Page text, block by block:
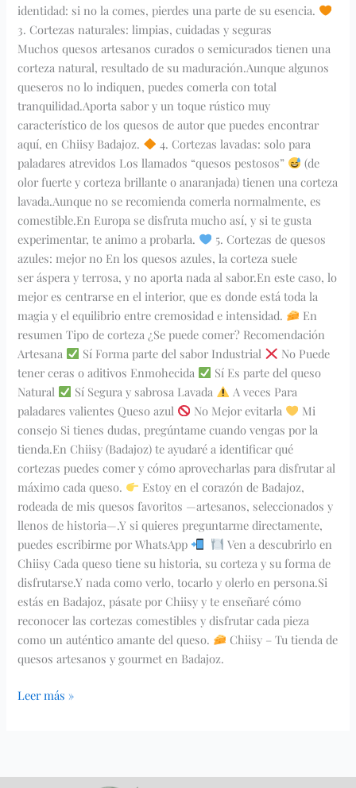
identidad: si no la comes, pierdes una parte de su esencia.
3. Cortezas naturales: limpias, cuidadas y seguras
Muchos quesos artesanos curados o semicurados tienen una
corteza natural, resultado de su maduración.Aunque algunos
queseros no lo indiquen, puedes comerla con total
tranquilidad.Aporta sabor y un toque rústico muy
característico de los quesos de autor que puedes encontrar
aquí, en Chiisy Badajoz.
4. Cortezas lavadas: solo para
paladares atrevidos Los llamados “quesos pestosos”
(de
olor fuerte y corteza brillante o anaranjada) tienen una corteza
lavada.Aunque no se recomienda comerla normalmente, es
comestible.En Europa se disfruta mucho así, y si te gusta
experimentar, te animo a probarla.
5. Cortezas de quesos
azules: mejor no En los quesos azules, la corteza suele
ser áspera y terrosa, y no aporta nada al sabor.En este caso, lo
mejor es centrarse en el interior, que es donde está toda la
magia y el equilibrio entre cremosidad e intensidad.
En
resumen Tipo de corteza ¿Se puede comer? Recomendación
Artesana
Sí Forma parte del sabor Industrial
No Puede
tener ceras o aditivos Enmohecida
Sí Es parte del queso
Natural
Sí Segura y sabrosa Lavada
A veces Para
paladares valientes Queso azul
No Mejor evitarla
Mi
consejo Si tienes dudas, pregúntame cuando vengas por la
tienda.En Chiisy (Badajoz) te ayudaré a identificar qué
cortezas puedes comer y cómo aprovecharlas para disfrutar al
máximo cada queso.
Estoy en el corazón de Badajoz,
rodeada de mis quesos favoritos —artesanos, seleccionados y
llenos de historia—.Y si quieres preguntarme directamente,
puedes escribirme por WhatsApp
Ven a descubrirlo en
Chiisy Cada queso tiene su historia, su corteza y su forma de
disfrutarse.Y nada como verlo, tocarlo y olerlo en persona.Si
estás en Badajoz, pásate por Chiisy y te enseñaré cómo
reconocer las cortezas comestibles y disfrutar cada pieza
como un auténtico amante del queso.
Chiisy – Tu tienda de
quesos artesanos y gourmet en Badajoz.
Leer más »